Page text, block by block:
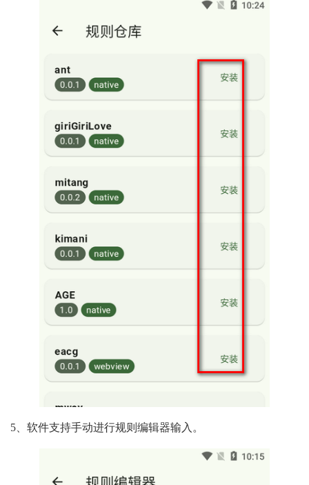
5、软件支持手动进行规则编辑器输入。